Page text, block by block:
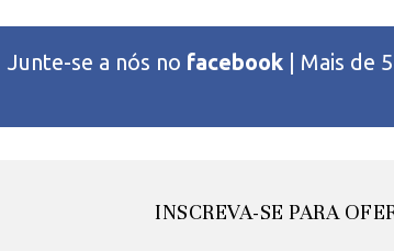
Junte-se a nós no facebook | Mais de
INSCREVA-SE PARA